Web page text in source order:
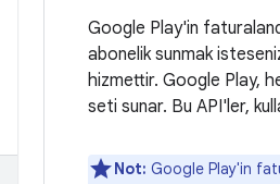
Google Play'in
abonelik sunmak
hizmettir. Google Play,
seti sunar. Bu API'ler,
Not: Google Play'in